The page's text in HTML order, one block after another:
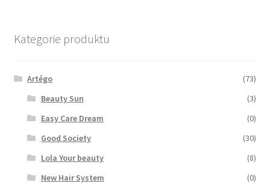
Zkušební stránka
Kategorie produktu
Artégo
(73)
Beauty Sun
(3)
Easy Care Dream
(0)
Good Society
(30)
Lola Your beauty
(8)
New Hair System
(0)